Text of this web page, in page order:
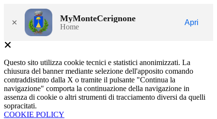
× MyMonteCerignone
Home
Apri
Questo sito utilizza cookie tecnici e statistici anonimizzati. La
chiusura del banner mediante selezione dell'apposito comando
contraddistinto dalla X o tramite il pulsante "Continua la
navigazione" comporta la continuazione della navigazione in
assenza di cookie o altri strumenti di tracciamento diversi da quelli
sopracitati.
COOKIE POLICY